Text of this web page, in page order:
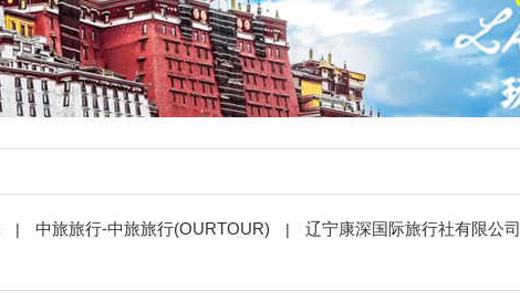
| 中旅旅行-中旅旅行(OURTOUR) | 辽宁康深国际旅行社有限公司